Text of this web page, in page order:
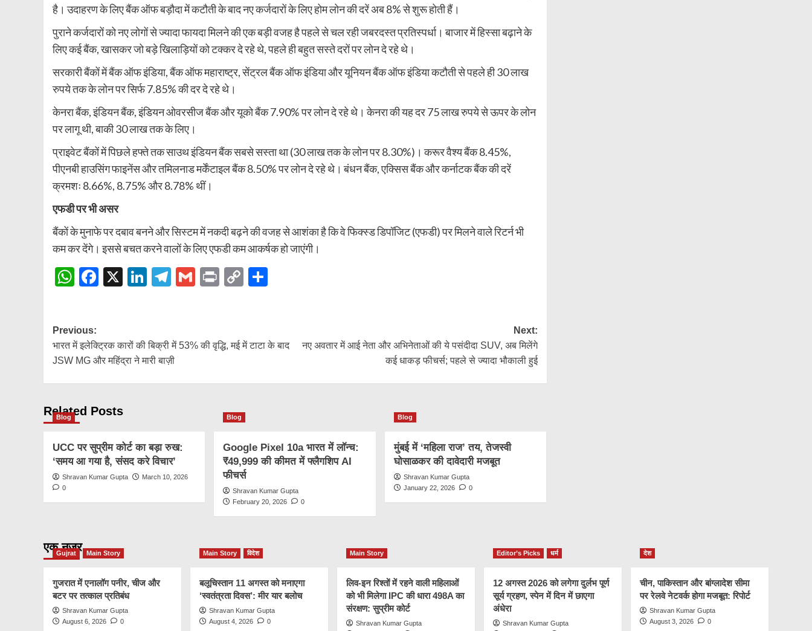
है। उदाहरण के लिए बैंक ऑफ बड़ौदा में कटौती के बाद नए कर्जदारों के लिए होम लोन की दरें अब 8% से शुरू होती हैं।
पुराने कर्जदारों को नए लोगों से ज्यादा फायदा मिलने की एक बड़ी वजह है पहले से चल रही जबरदस्त प्रतिस्पर्धा। बाजार में हिस्सा बढ़ाने के
लिए कई बैंक, खासकर जो बड़े खिलाड़ियों को टक्कर दे रहे थे, पहले ही बहुत सस्ते दरों पर लोन दे रहे थे।
सरकारी बैंकों में बैंक ऑफ इंडिया, बैंक ऑफ महाराष्ट्र, सेंट्रल बैंक ऑफ इंडिया और यूनियन बैंक ऑफ इंडिया कटौती से पहले ही 30 लाख
रुपये तक के लोन पर सिर्फ 7.85% की दर दे रहे थे।
केनरा बैंक, इंडियन बैंक, इंडियन ओवरसीज बैंक और यूको बैंक 7.90% पर लोन दे रहे थे। केनरा की यह दर 75 लाख रुपये से ऊपर के लोन
पर लागू थी, बाकी 30 लाख तक के लिए।
प्राइवेट बैंकों में पिछले हफ्ते तक साउथ इंडियन बैंक सबसे सस्ता था (30 लाख तक के लोन पर 8.30%)। करूर वैश्य बैंक 8.45%,
पीएनबी हाउसिंग फाइनेंस और तमिलनाड मर्केंटाइल बैंक 8.50% पर लोन दे रहे थे। बंधन बैंक, एक्सिस बैंक और कर्नाटक बैंक की दरें
क्रमशः 8.66%, 8.75% और 8.78% थीं।
एफडी पर भी असर
बैंकों के मुनाफे पर दबाव बनने और सिस्टम में नकदी बढ़ने की वजह से आशंका है कि वे फिक्स्ड डिपॉजिट (एफडी) पर मिलने वाले रिटर्न भी
कम कर देंगे। इससे बचत करने वालों के लिए एफडी कम आकर्षक हो जाएंगी।
WhatsApp
Facebook
X LinkedIn
Telegram
GmailPrintCopy
Post
navigation
Previous:
भारत में इलेक्ट्रिक कारों की बिक्री में 53% की वृद्धि, मई में टाटा के बाद
JSW MG और महिंद्रा ने मारी बाज़ी
Next:
नए अवतार में आई नेता और अभिनेताओं की ये पसंदीदा SUV, अब मिलेंगे
कई धाकड़ फीचर्स; पहले से ज्यादा भौकाली हुई
Related Posts
Blog
UCC पर सुप्रीम कोर्ट का बड़ा रुख:
‘समय आ गया है, संसद करे विचार’
Shravan Kumar Gupta
March 10, 2026
0
Blog
Google Pixel 10a भारत में लॉन्च:
₹49,999 की कीमत में फ्लैगशिप AI
फीचर्स
Shravan Kumar Gupta
February 20, 2026
0
Blog
मुंबई में ‘महिला राज’ तय, तेजस्वी
घोसाळकर की दावेदारी मजबूत
Shravan Kumar Gupta
January 22, 2026
0
एक नज़र
Gujrat Main Story
गुजरात में एनालॉग पनीर, चीज और
बटर पर तत्काल प्रतिबंध
Shravan Kumar Gupta
August 6, 2026
0
Main Story विदेश
बलूचिस्तान 11 अगस्त को मनाएगा
‘स्वतंत्रता दिवस’: मीर यार बलोच
Shravan Kumar Gupta
August 4, 2026
0
Main Story
लिव-इन रिश्तों में रहने वाली महिलाओं
को भी मिलेगा IPC की धारा 498A का
संरक्षण: सुप्रीम कोर्ट
Shravan Kumar Gupta
Editor’s Picks धर्म
12 अगस्त 2026 को लगेगा दुर्लभ पूर्ण
सूर्य ग्रहण, स्पेन में दिन में छाएगा
अंधेरा
Shravan Kumar Gupta
देश
चीन, पाकिस्तान और बांग्लादेश सीमा
पर रेलवे नेटवर्क होगा मजबूत: रिपोर्ट
Shravan Kumar Gupta
August 3, 2026
0